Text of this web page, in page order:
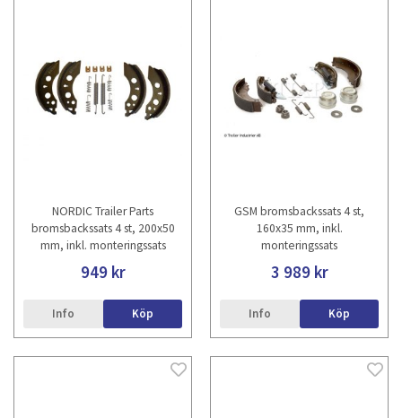
NORDIC Trailer Parts
bromsbackssats 4 st, 200x50
mm, inkl. monteringssats
949 kr
Info Köp
GSM bromsbackssats 4 st,
160x35 mm, inkl.
monteringssats
3 989 kr
Info Köp